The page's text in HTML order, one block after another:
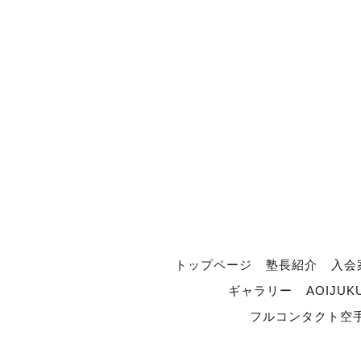
トップページ 塾長紹介
入
ギャラリー
フルコンタクト空